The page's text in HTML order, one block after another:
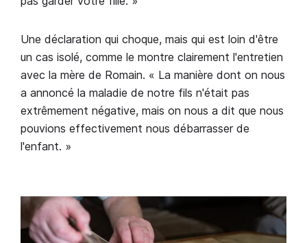
Une déclaration qui choque, mais qui est loin d'être
un cas isolé, comme le montre clairement l'entretien
avec la mère de Romain. « La manière dont on nous
a annoncé la maladie de notre fils n'était pas
extrêmement négative, mais on nous a dit que nous
pouvions effectivement nous débarrasser de
l'enfant. »